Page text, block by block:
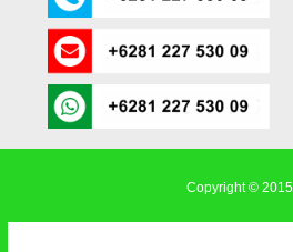
Copyright © 2015